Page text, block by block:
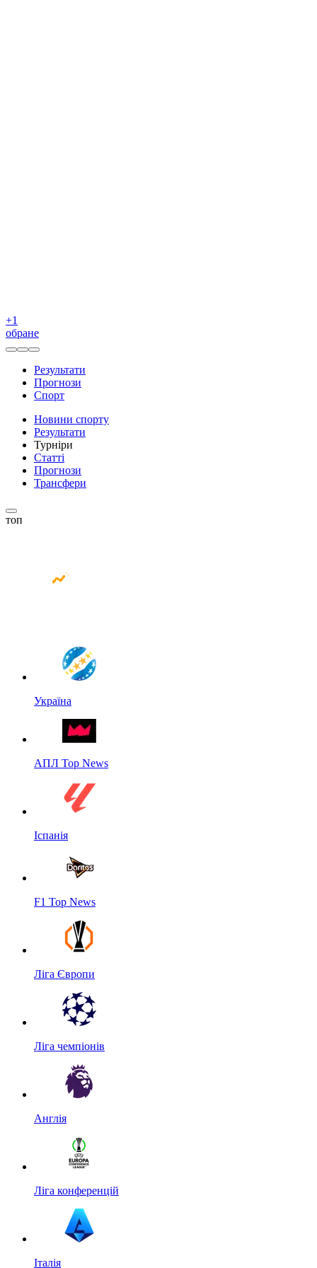
+1
обране
Результати
Прогнози
Спорт
Новини спорту
Результати
Турніри
Статті
Прогнози
Трансфери
топ
Україна
АПЛ Top News
Іспанія
F1 Top News
Ліга Європи
Ліга чемпіонів
Англія
Ліга конференцій
Італія